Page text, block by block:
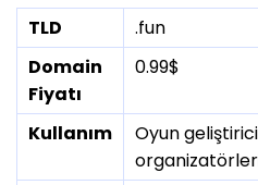
TLD
.fun
Domain
Fiyatı
0.99$
Kullanım
Oyun